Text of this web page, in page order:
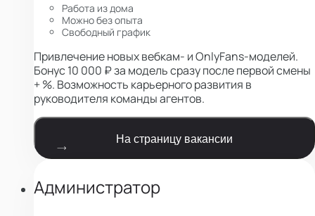
Работа из дома
Можно без опыта
Свободный график
Привлечение новых вебкам- и OnlyFans-моделей.
Бонус 10 000 ₽ за модель сразу после первой смены
+ %. Возможность карьерного развития в
руководителя команды агентов.
На страницу вакансии
Администратор